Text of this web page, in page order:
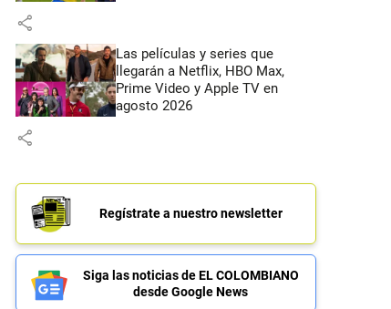
share
Las películas y series que
llegarán a Netflix, HBO Max,
Prime Video y Apple TV en
agosto 2026
share
Regístrate a nuestro newsletter
Siga las noticias de EL COLOMBIANO
desde Google News